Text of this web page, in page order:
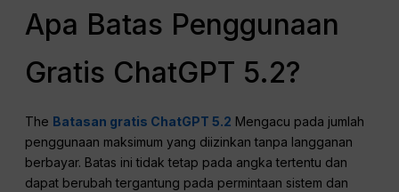
Apa Batas Penggunaan
Gratis ChatGPT 5.2?
The Batasan gratis ChatGPT 5.2 Mengacu pada jumlah
penggunaan maksimum yang diizinkan tanpa langganan
berbayar. Batas ini tidak tetap pada angka tertentu dan
dapat berubah tergantung pada permintaan sistem dan